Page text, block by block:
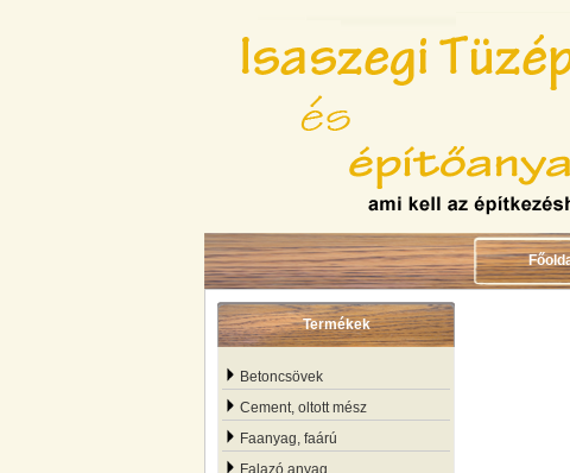
Termékek
Betoncsövek
Cement, oltott mész
Faanyag, faárú
Falazó anyag